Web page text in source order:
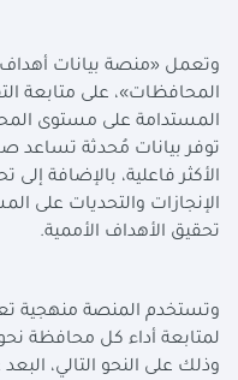
وتعمل «منصة بيانات أهداف
المحافظات»، على متابعة
المستدامة على مستوى
توفر بيانات مُحدثة تساعد
الأكثر فاعلية، بالإضافة
الإنجازات والتحديات على
تحقيق الأهداف الأممية.
وتستخدم المنصة منهجية